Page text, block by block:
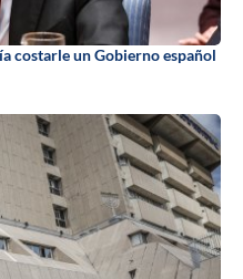
costarle un Gobierno español